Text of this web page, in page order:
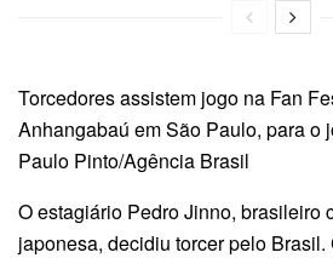
Torcedores assistem jogo na Fan
Anhangabaú em São Paulo, para o
Paulo Pinto/Agência Brasil
O estagiário Pedro Jinno, brasileiro
japonesa, decidiu torcer pelo